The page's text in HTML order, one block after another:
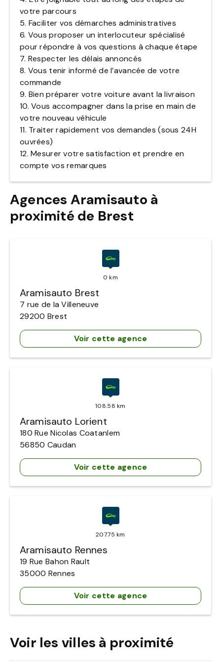
votre parcours
5. Faciliter vos démarches administratives
6. Vous proposer un interlocuteur spécialisé
pour répondre à vos questions à chaque étape
7. Respecter les délais annoncés
8. Vous tenir informé de l’avancée de votre
commande
9. Bien préparer votre voiture avant la livraison
10. Vous accompagner dans la prise en main de
votre nouveau véhicule
11. Traiter rapidement vos demandes (sous 24H
ouvrées)
12. Mesurer votre satisfaction et prendre en
compte vos remarques
Agences Aramisauto à
proximité de Brest
0 km
Aramisauto Brest
7 rue de la Villeneuve
29200 Brest
Voir cette agence
108.58 km
Aramisauto Lorient
180 Rue Nicolas Coatanlem
56850 Caudan
Voir cette agence
207.75 km
Aramisauto Rennes
19 Rue Bahon Rault
35000 Rennes
Voir cette agence
Voir les villes à proximité